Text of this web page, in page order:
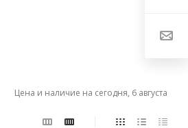
Цена и наличие на сегодня, 6 августа